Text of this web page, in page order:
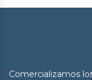
Comercializamos